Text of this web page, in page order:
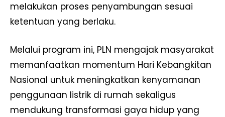
melakukan proses penyambungan sesuai
ketentuan yang berlaku.
Melalui program ini, PLN mengajak masyarakat
memanfaatkan momentum Hari Kebangkitan
Nasional untuk meningkatkan kenyamanan
penggunaan listrik di rumah sekaligus
mendukung transformasi gaya hidup yang